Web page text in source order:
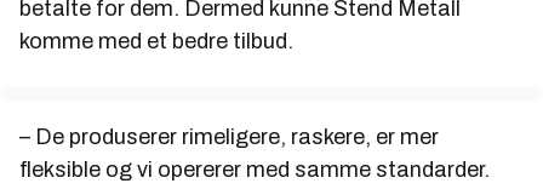
betalte for dem. Dermed kunne Stend Metall
komme med et bedre tilbud.
– De produserer rimeligere, raskere, er mer
fleksible og vi opererer med samme standarder.